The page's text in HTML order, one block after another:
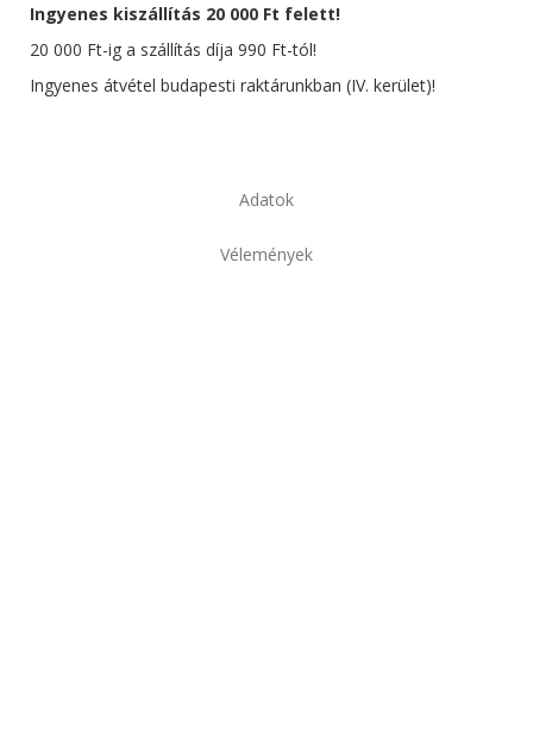
Ingyenes kiszállítás 20 000 Ft felett!
20 000 Ft-ig a szállítás díja 990 Ft-tól!
Ingyenes átvétel budapesti raktárunkban (IV. kerület)!
Adatok
Vélemények